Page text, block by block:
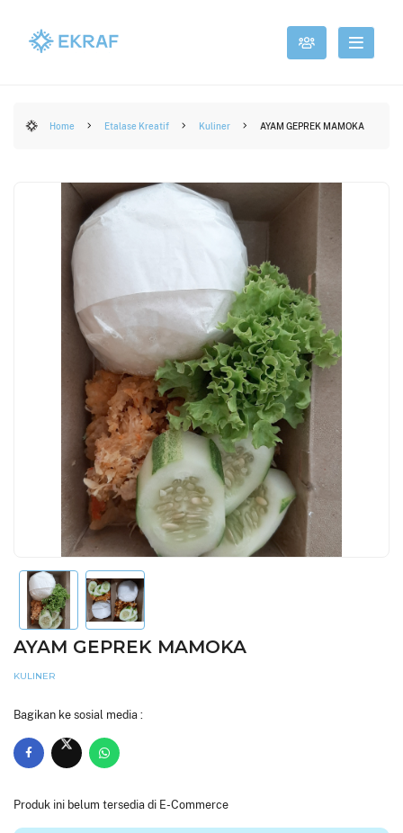
Home Etalase Kreatif Kuliner AYAM GEPREK MAMOKA
AYAM GEPREK MAMOKA
KULINER
Bagikan ke sosial media :
Produk ini belum tersedia di E-Commerce